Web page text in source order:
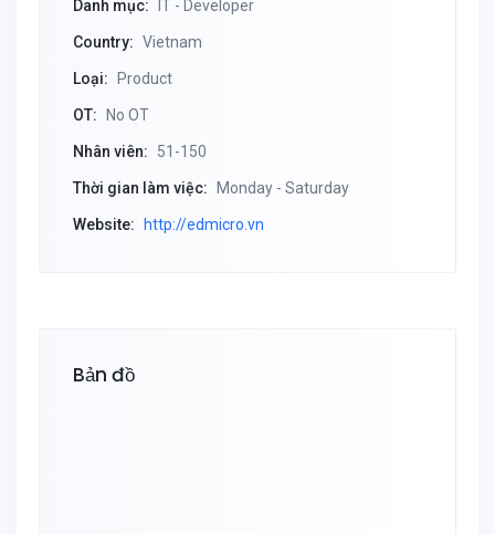
Danh mục: IT - Developer
Country: Vietnam
Loại: Product
OT: No OT
Nhân viên: 51-150
Thời gian làm việc: Monday - Saturday
Website: http://edmicro.vn
Bản đồ